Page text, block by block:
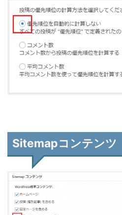
Sitemapコンテンツ